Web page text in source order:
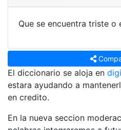
Que se encuentra triste o
El diccionario se aloja en
estara ayudando a
en credito.
En la nueva seccion